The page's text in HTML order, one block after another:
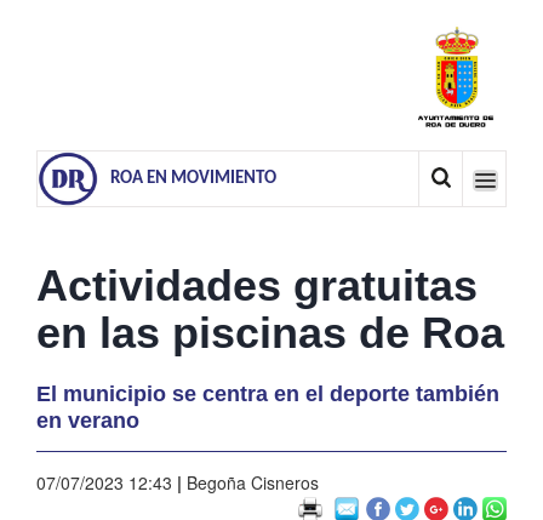
ROA EN MOVIMIENTO
Actividades gratuitas
en las piscinas de Roa
El municipio se centra en el deporte también
en verano
07/07/2023 12:43 | Begoña Cisneros